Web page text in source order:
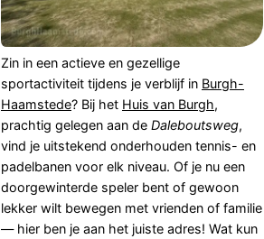
Zin in een actieve en gezellige
sportactiviteit tijdens je verblijf in Burgh-
Haamstede? Bij het Huis van Burgh,
prachtig gelegen aan de Daleboutsweg,
vind je uitstekend onderhouden tennis- en
padelbanen voor elk niveau. Of je nu een
doorgewinterde speler bent of gewoon
lekker wilt bewegen met vrienden of familie
— hier ben je aan het juiste adres! Wat kun